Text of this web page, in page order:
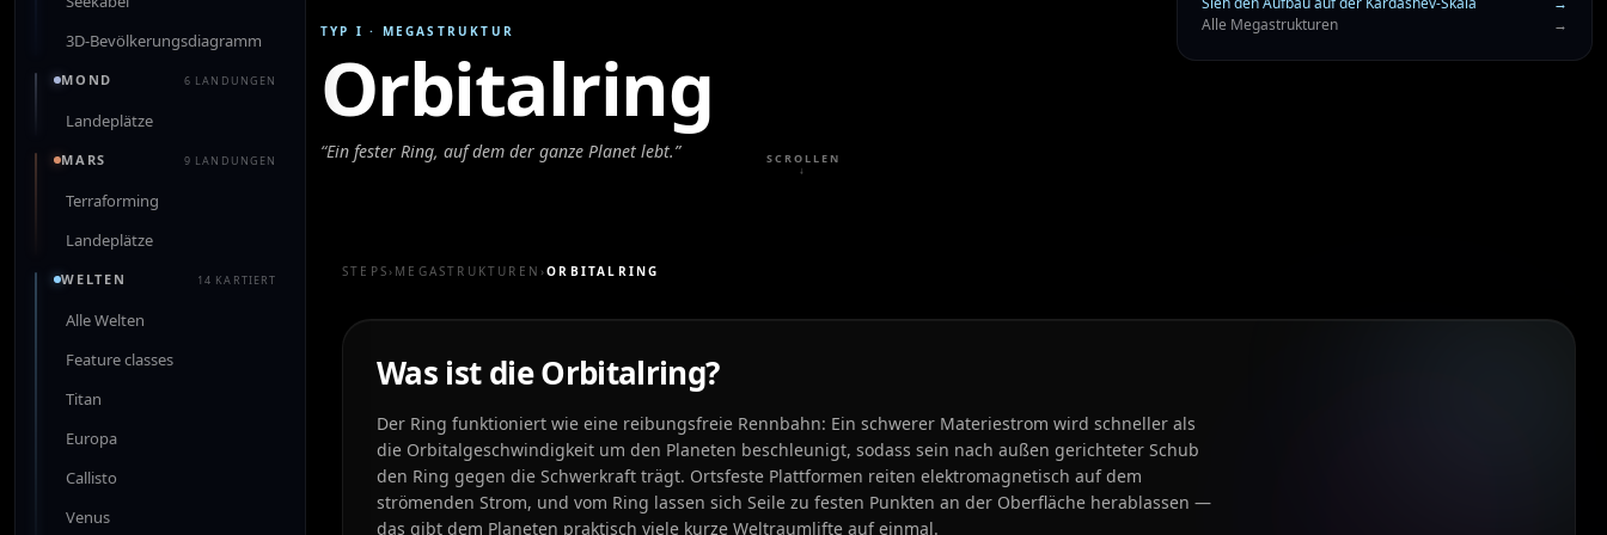
3D-Bevölkerungsdiagramm
MOND 6 LANDUNGEN
Landeplätze
MARS 9 LANDUNGEN
Terraforming
Landeplätze
WELTEN 14 KARTIERT
Alle Welten
Feature classes
Titan
Europa
Callisto
Venus
TYP I · MEGASTRUKTUR
Orbitalring
“Ein fester Ring, auf dem der ganze Planet lebt.”
SCROLLEN
↓
Alle Megastrukturen
→
STEPS › MEGASTRUKTUREN ›ORBITALRING
Was ist die Orbitalring?
Der Ring funktioniert wie eine reibungsfreie Rennbahn: Ein schwerer Materiestrom wird schneller als
die Orbitalgeschwindigkeit um den Planeten beschleunigt, sodass sein nach außen gerichteter Schub
den Ring gegen die Schwerkraft trägt. Ortsfeste Plattformen reiten elektromagnetisch auf dem
strömenden Strom, und vom Ring lassen sich Seile zu festen Punkten an der Oberfläche herablassen —
das gibt dem Planeten praktisch viele kurze Weltraumlifte auf einmal.